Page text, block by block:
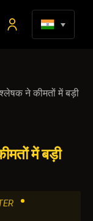
ने कीमतों में बड़ी
में बड़ी
•